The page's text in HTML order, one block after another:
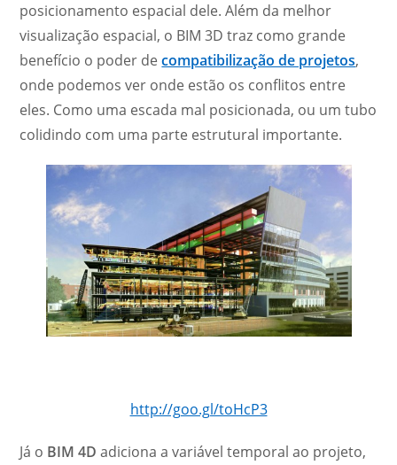
posicionamento espacial dele. Além da melhor
visualização espacial, o BIM 3D traz como grande
benefício o poder decompatibilização de projetos,
onde podemos ver onde estão os conflitos entre
eles. Como uma escada mal posicionada, ou um tubo
colidindo com uma parte estrutural importante.
http://goo.gl/toHcP3
Já o BIM 4D adiciona a variável temporal ao projeto,